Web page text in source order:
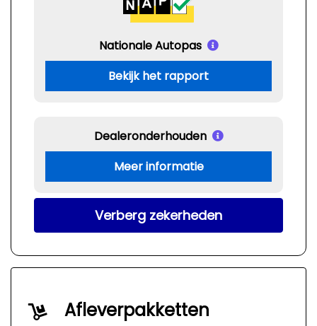
Nationale Autopas
Bekijk het rapport
Dealeronderhouden
Meer informatie
Verberg zekerheden
Afleverpakketten